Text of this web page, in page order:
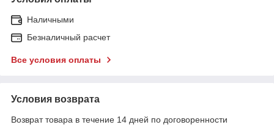
Наличными
Безналичный расчет
Все условия оплаты
Условия возврата
Возврат товара в течение 14 дней по договоренности